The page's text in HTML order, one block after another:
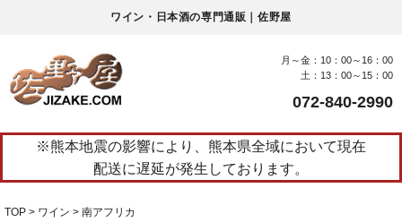
ワイン・日本酒の専門通販｜佐野屋
月～金：10：00～16：00
土：13：00～15：00
072-840-2990
※熊本地震の影響により、熊本県全域において現在
配送に遅延が発生しております。
TOP ワイン
南アフリカ